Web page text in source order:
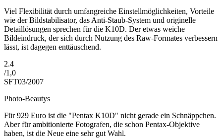
Viel Flexibilität durch umfangreiche Einstellmöglichkeiten, Vorteile
wie der Bildstabilisator, das Anti-Staub-System und originelle
Detaillösungen sprechen für die K10D. Der etwas weiche
Bildeindruck, der sich durch Nutzung des Raw-Formates verbessern
lässt, ist dagegen enttäuschend.
2.4
/1,0
SFT03/2007
Photo-Beautys
Für 929 Euro ist die "Pentax K10D" nicht gerade ein Schnäppchen.
Aber für ambitionierte Fotografen, die schon Pentax-Objektive
haben, ist die Neue eine sehr gut Wahl.